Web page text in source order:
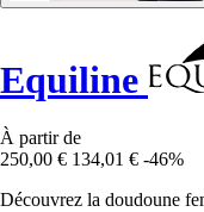
Equiline
À partir de
250,00 € 134,01 € -46%
Découvrez la doudoune